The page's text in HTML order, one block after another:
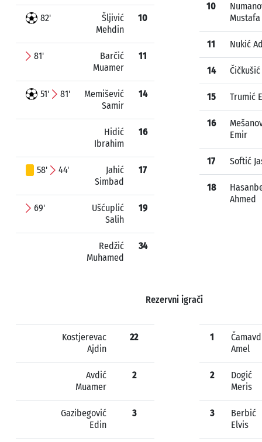
82'
Šljivić
Mehdin
10
81'
Barčić
Muamer
11
51' 81'
Memišević
Samir
14
Hidić
Ibrahim
16
58' 44'
Jahić
Simbad
17
69'
Ušćuplić
Salih
19
Redžić
Muhamed
34
10
Mustafa
11 Nukić
14
15 Trumić
16
Emir
17 Softić
18
Ahmed
Rezervni igrači
Kostjerevac
Ajdin
22
Avdić
Muamer
2
Gazibegović
Edin
3
1
Amel
2
Dogić
Meris
3
Berbić
Elvis